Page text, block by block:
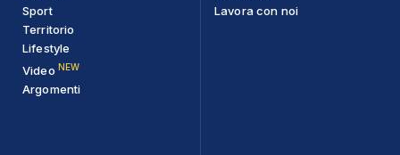
Sport
Territorio
Lifestyle
Video NEW
Argomenti
Lavora con noi